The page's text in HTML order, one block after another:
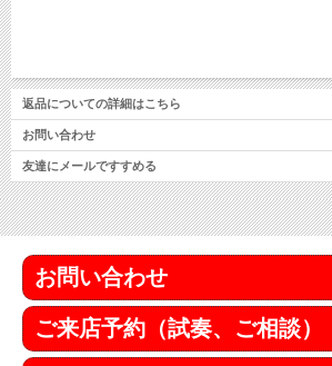
返品についての詳細はこちら
お問い合わせ
友達にメールですすめる
お問い合わせ
ご来店予約（試奏、ご相談）